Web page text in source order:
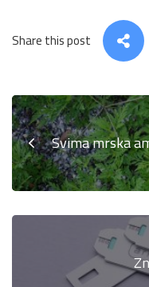
Share this post
Svima mrska